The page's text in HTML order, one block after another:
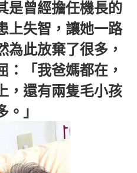
是曾經擔任機長的
上失智，讓她一路
為此放棄了很多，
：「我爸媽都在，
，還有兩隻毛小孩
」